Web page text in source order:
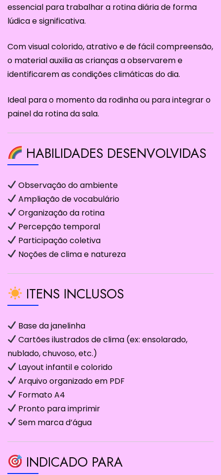
essencial para trabalhar a rotina diária de forma
lúdica e significativa.
Com visual colorido, atrativo e de fácil compreensão,
o material auxilia as crianças a observarem e
identificarem as condições climáticas do dia.
Ideal para o momento da rodinha ou para integrar o
painel da rotina da sala.
HABILIDADES DESENVOLVIDAS
Observação do ambiente
Ampliação de vocabulário
Organização da rotina
Percepção temporal
Participação coletiva
Noções de clima e natureza
ITENS INCLUSOS
Base da janelinha
Cartões ilustrados de clima (ex: ensolarado,
nublado, chuvoso, etc.)
Layout infantil e colorido
Arquivo organizado em PDF
Formato A4
Pronto para imprimir
Sem marca d’água
INDICADO PARA